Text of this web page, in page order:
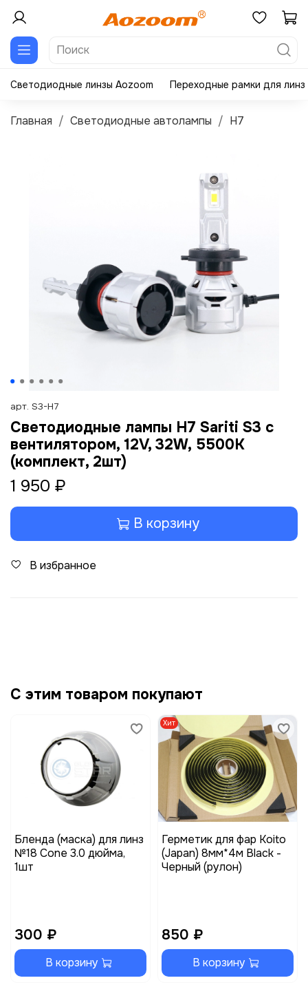
Светодиодные линзы Aozoom Переходные рамки для линз
Главная Светодиодные автолампы H7
арт. S3-H7
Светодиодные лампы H7 Sariti S3 с
вентилятором, 12V, 32W, 5500K
(комплект, 2шт)
1 950 ₽
В корзину
В избранное
С этим товаром покупают
Бленда (маска) для линз
№18 Cone 3.0 дюйма,
1шт
300 ₽
В корзину
Хит
Герметик для фар Koito
(Japan) 8мм*4м Black -
Черный (рулон)
850 ₽
В корзину